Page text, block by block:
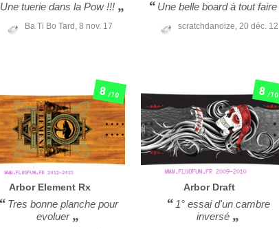
Une tuerie dans la Pow !!!
Ba Ti Bo Tard, 8 nov. 17
Une belle board à tout faire
scratchdanoize, 20 déc. 12
Arbor Element Rx
Tres bonne planche pour
evoluer
8/10
Arbor Draft
1° essai d'un cambre
inversé
8/10